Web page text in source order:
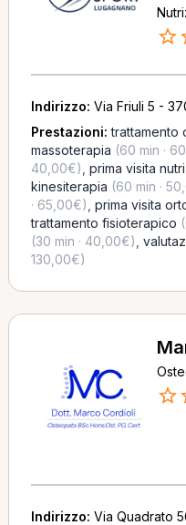
Indirizzo: Via Friuli 5 -
Prestazioni:trattamento
massoterapia (60 min ·
40,00€) prima visita
kinesiterapia (60 min ·
· 65,00€) prima visita
trattamento fisioterapico
(30 min · 40,00€)
130,00€)
Indirizzo: Via Quadrato